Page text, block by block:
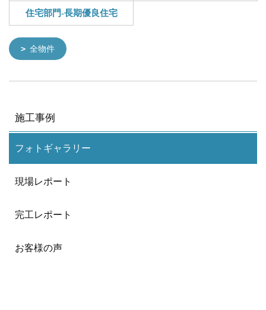
住宅部門-長期優良住宅
全物件
施工事例
フォトギャラリー
現場レポート
完工レポート
お客様の声